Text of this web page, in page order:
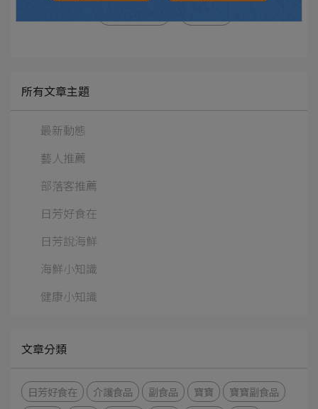
所有文章主題
最新動態
藝人推薦
部落客推薦
日芳好食在
日芳說海鮮
海鮮小知識
健康小知識
文章分類
日芳好食在 介護食品 副食品 寶寶
寶寶副食品